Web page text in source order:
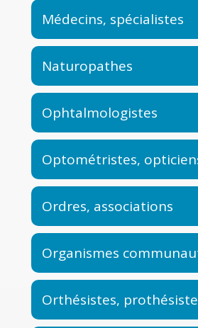
Médecins, spécialistes
Naturopathes
Ophtalmologistes
Optométristes,
Ordres, associations
Organismes
Orthésistes,